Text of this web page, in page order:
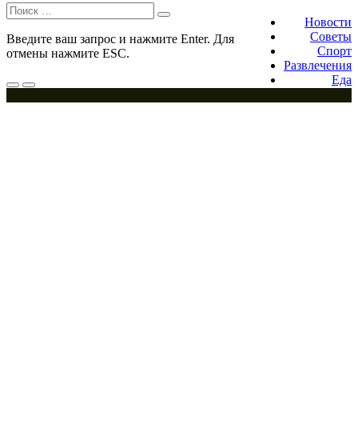
navigation
Новости
Советы
Спорт
Развлечения
Еда
Поиск:
Введите ваш запрос и нажмите Enter. Для
отмены нажмите ESC.
Меню